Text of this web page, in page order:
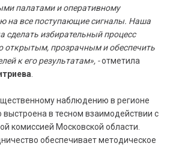
палатами и оперативному
на все поступающие сигналы. Наша
сделать избирательный процесс
открытым, прозрачным и обеспечить
к его результатам», -отметила
наблюдению в регионе
в тесном взаимодействии с
комиссией Московской области.
обеспечивает методическое